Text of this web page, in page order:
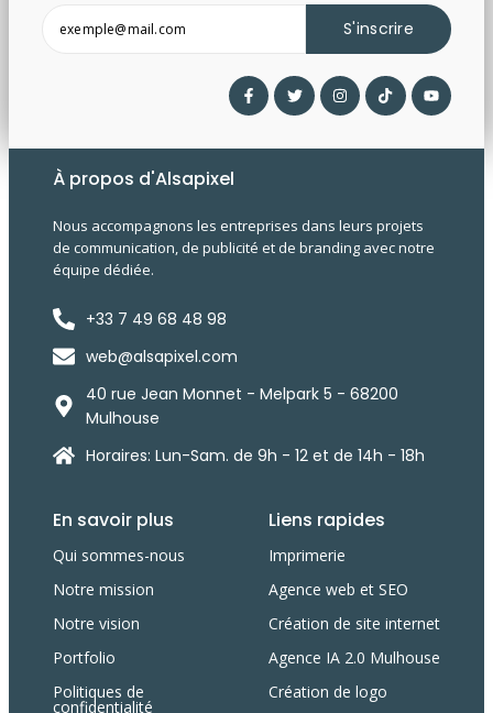
S'inscrire
À propos d'Alsapixel
Nous accompagnons les entreprises dans leurs projets
de communication, de publicité et de branding avec notre
équipe dédiée.
+33 7 49 68 48 98
web@alsapixel.com
40 rue Jean Monnet - Melpark 5 - 68200
Mulhouse
Horaires: Lun-Sam. de 9h - 12 et de 14h - 18h
En savoir plus
Qui sommes-nous
Notre mission
Notre vision
Portfolio
Politiques de
confidentialité
Liens rapides
Imprimerie
Agence web et SEO
Création de site internet
Agence IA 2.0 Mulhouse
Création de logo